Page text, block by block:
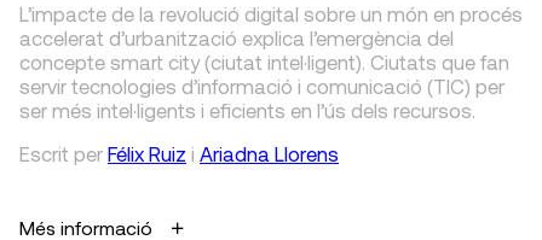
L’impacte de la revolució digital sobre un món en procés
accelerat d’urbanització explica l’emergència del
concepte smart city (ciutat intel·ligent). Ciutats que fan
servir tecnologies d’informació i comunicació (TIC) per
ser més intel·ligents i eficients en l’ús dels recursos.
Escrit per Félix Ruiz i Ariadna Llorens
Més informació